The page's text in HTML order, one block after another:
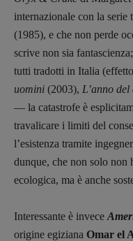
internazionale con la serie
(1985), e che non perde
scrive non sia
tutti tradotti in Italia
uomini (2003), L’anno
— la catastrofe è
travalicare i limiti del
l’esistenza tramite
dunque, che non solo non
ecologica, ma è anche
Interessante è invece
origine egiziana Omar el